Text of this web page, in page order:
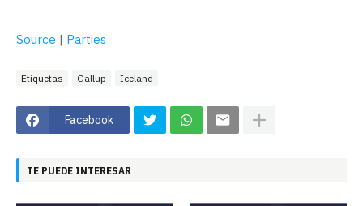
Source | Parties
Etiquetas Gallup Iceland
Facebook
TE PUEDE INTERESAR